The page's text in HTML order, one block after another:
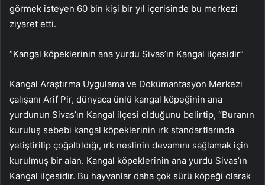
görmek isteyen 60 bin kişi bir yıl içerisinde bu merkezi
ziyaret etti.
“Kangal köpeklerinin ana yurdu Sivas’ın Kangal ilçesidir”
Kangal Araştırma Uygulama ve Dokümantasyon Merkezi
çalışanı Arif Pir, dünyaca ünlü kangal köpeğinin ana
yurdunun Sivas’ın Kangal ilçesi olduğunu belirtip, “Buranın
kuruluş sebebi kangal köpeklerinin ırk standartlarında
yetiştirilip çoğaltıldığı, ırk neslinin devamını sağlamak için
kurulmuş bir alan. Kangal köpeklerinin ana yurdu Sivas’ın
Kangal ilçesidir. Bu hayvanlar daha çok sürü köpeği olarak